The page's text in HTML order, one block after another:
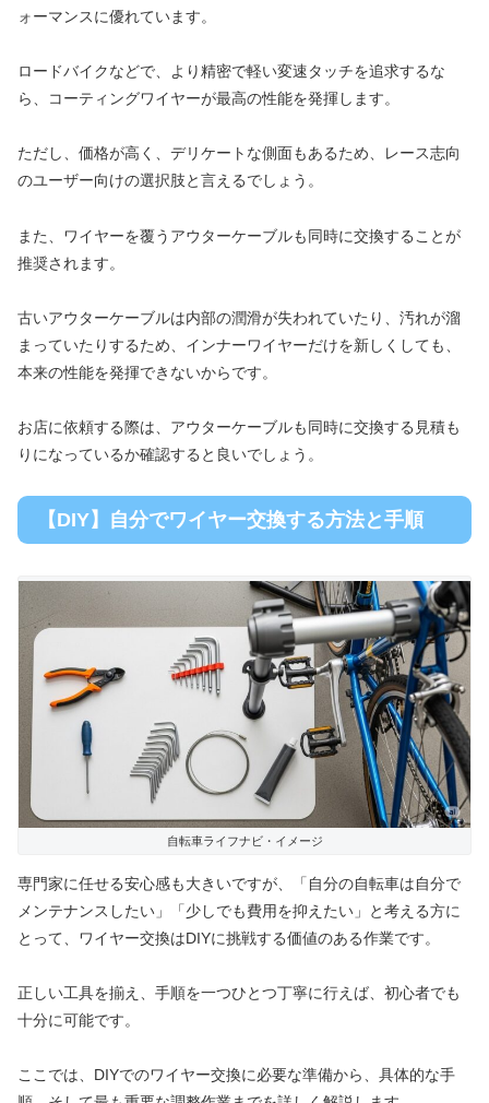
ォーマンスに優れています。
ロードバイクなどで、より精密で軽い変速タッチを追求するな
ら、コーティングワイヤーが最高の性能を発揮します。
ただし、価格が高く、デリケートな側面もあるため、レース志向
のユーザー向けの選択肢と言えるでしょう。
また、ワイヤーを覆うアウターケーブルも同時に交換することが
推奨されます。
古いアウターケーブルは内部の潤滑が失われていたり、汚れが溜
まっていたりするため、インナーワイヤーだけを新しくしても、
本来の性能を発揮できないからです。
お店に依頼する際は、アウターケーブルも同時に交換する見積も
りになっているか確認すると良いでしょう。
【DIY】自分でワイヤー交換する方法と手順
自転車ライフナビ・イメージ
専門家に任せる安心感も大きいですが、「自分の自転車は自分で
メンテナンスしたい」「少しでも費用を抑えたい」と考える方に
とって、ワイヤー交換はDIYに挑戦する価値のある作業です。
正しい工具を揃え、手順を一つひとつ丁寧に行えば、初心者でも
十分に可能です。
ここでは、DIYでのワイヤー交換に必要な準備から、具体的な手